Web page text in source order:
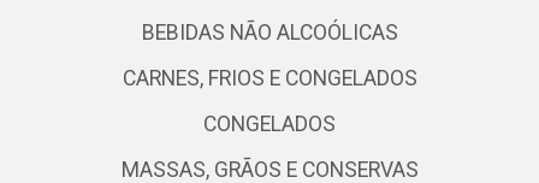
BEBIDAS NÃO ALCOÓLICAS
CARNES, FRIOS E CONGELADOS
CONGELADOS
MASSAS, GRÃOS E CONSERVAS